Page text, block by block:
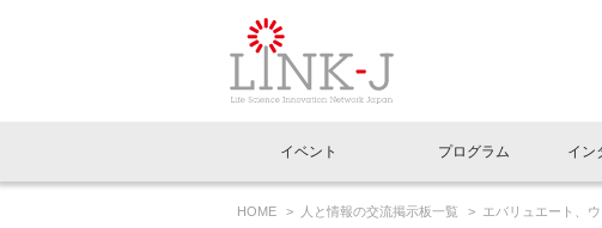
イベントお知らせメール登録
イベント プログラム イン
HOME 人と情報の交流掲示板一覧 エバリュエート、